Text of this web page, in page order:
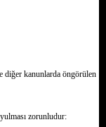
kanunlarda öngörülen
zorunludur: